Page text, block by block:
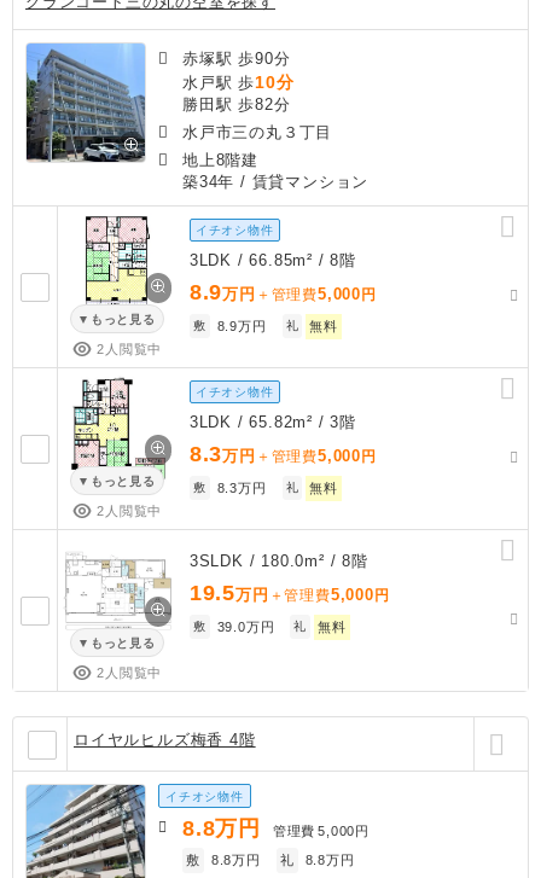
赤塚駅 歩90分
水戸駅 歩10分
勝田駅 歩82分
水戸市三の丸３丁目
地上8階建
築34年 / 賃貸マンション
もっと見る
2人閲覧中
イチオシ物件
3LDK / 66.85m² / 8階
8.9万円 ＋管理費5,000 円
敷 8.9万円 礼 無料
もっと見る
2人閲覧中
イチオシ物件
3LDK / 65.82m² / 3階
8.3万円 ＋管理費5,000 円
敷 8.3万円 礼 無料
もっと見る
2人閲覧中
3SLDK / 180.0m² / 8階
19.5万円 ＋管理費5,000 円
敷 39.0万円 礼 無料
ロイヤルヒルズ梅香 4階
イチオシ物件
8.8万円 管理費 5,000円
敷
8.8万円 礼 8.8万円